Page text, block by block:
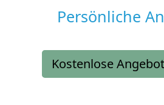
Persönliche
Kostenlose